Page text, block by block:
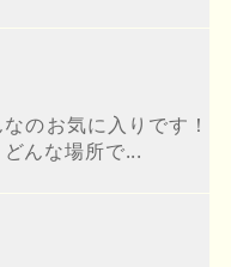
のお気に入りです！
んな場所で...